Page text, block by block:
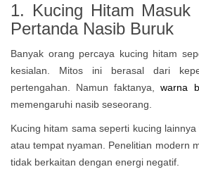
1. Kucing Hitam Masuk
Pertanda Nasib Buruk
Banyak orang percaya kucing hitam
kesialan. Mitos ini berasal dari
pertengahan. Namun faktanya,warna
memengaruhi nasib seseorang.
Kucing hitam sama seperti kucing
atau tempat nyaman. Penelitian modern
tidak berkaitan dengan energi negatif.